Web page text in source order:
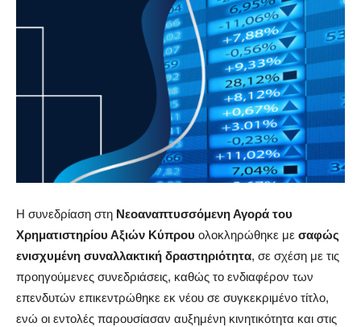
Η συνεδρίαση στη Νεοαναπτυσσόμενη Αγορά του
Χρηματιστηρίου Αξιών Κύπρου ολοκληρώθηκε με σαφώς
ενισχυμένη συναλλακτική δραστηριότητα, σε σχέση με τις
προηγούμενες συνεδριάσεις, καθώς το ενδιαφέρον των
επενδυτών επικεντρώθηκε εκ νέου σε συγκεκριμένο τίτλο,
ενώ οι εντολές παρουσίασαν αυξημένη κινητικότητα και στις